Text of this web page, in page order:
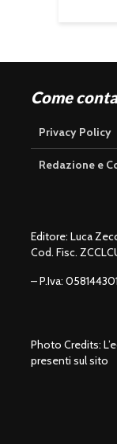
Come
Privacy Policy
Redazione e
Editore: Luca
Cod. Fisc.
– P.Iva:
Photo Credits:
presenti sul sito